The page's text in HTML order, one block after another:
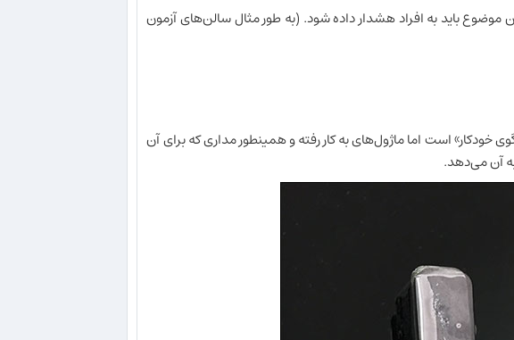
موضوع باید به افراد هشدار داده شود. (به طور مثال سالن‌های آزمون
است اما ماژول‌های به کار رفته و همینطور مداری که برای آن
آن می‌دهد.